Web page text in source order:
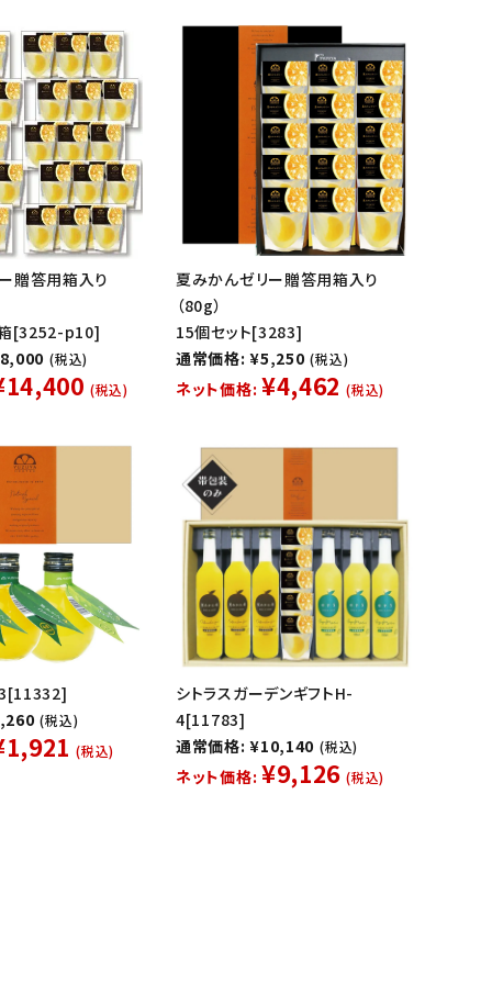
贈答用箱入り
[3252-p10]
(税込)
(税込)
夏みかんゼリー贈答用箱入り
（80g）
15個セット[3283]
通常価格: ¥5,250 (税込)
ネット価格: ¥4,462 (税込)
(税込)
(税込)
シトラスガーデンギフトH-
4[11783]
通常価格: ¥10,140 (税込)
ネット価格: ¥9,126 (税込)